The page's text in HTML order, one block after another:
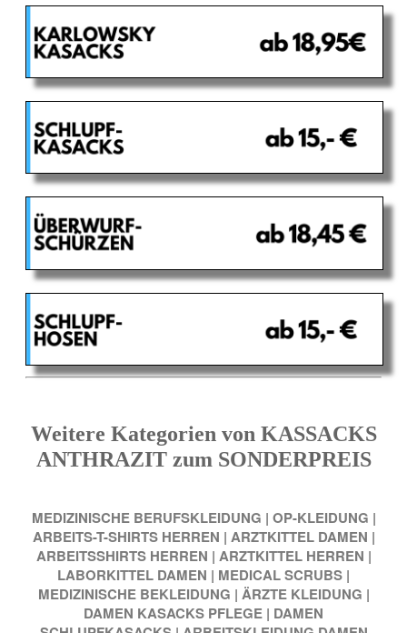
Weitere Kategorien von KASSACKS
ANTHRAZIT zum SONDERPREIS
MEDIZINISCHE BERUFSKLEIDUNG | OP-KLEIDUNG |
ARBEITS-T-SHIRTS HERREN | ARZTKITTEL DAMEN |
ARBEITSSHIRTS HERREN | ARZTKITTEL HERREN |
LABORKITTEL DAMEN | MEDICAL SCRUBS |
MEDIZINISCHE BEKLEIDUNG | ÄRZTE KLEIDUNG |
DAMEN KASACKS PFLEGE | DAMEN